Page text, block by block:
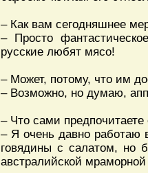
– Как вам сегодняшнее
– Просто
русские любят мясо!
– Может, потому, что им
– Возможно, но думаю,
– Что сами предпочитаете
– Я очень давно работаю
говядины с салатом, но
австралийской